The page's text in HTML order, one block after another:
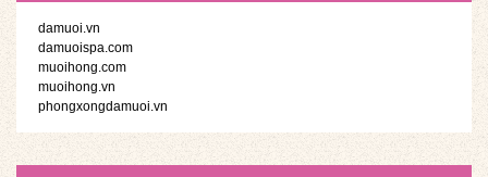
damuoi.vn
damuoispa.com
muoihong.com
muoihong.vn
phongxongdamuoi.vn